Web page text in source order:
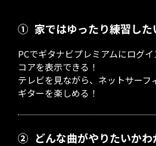
① 家ではゆったり練習した
PCでギタナビプレミアムにログ
コアを表示できる！
テレビを見ながら、ネットサーフ
ギターを楽しめる！
② どんな曲がやりたいかわ